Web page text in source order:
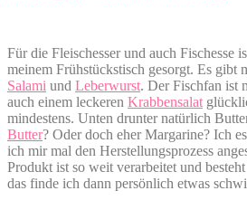
Für die Fleischesser und auch Fischesse
meinem Frühstückstisch gesorgt. Es gibt
Salami und Leberwurst. Der Fischfan ist
auch einem leckeren Krabbensalat
mindestens. Unten drunter natürlich
Butter? Oder doch eher Margarine? Ich
ich mir mal den Herstellungsprozess
Produkt ist so weit verarbeitet und
das finde ich dann persönlich etwas